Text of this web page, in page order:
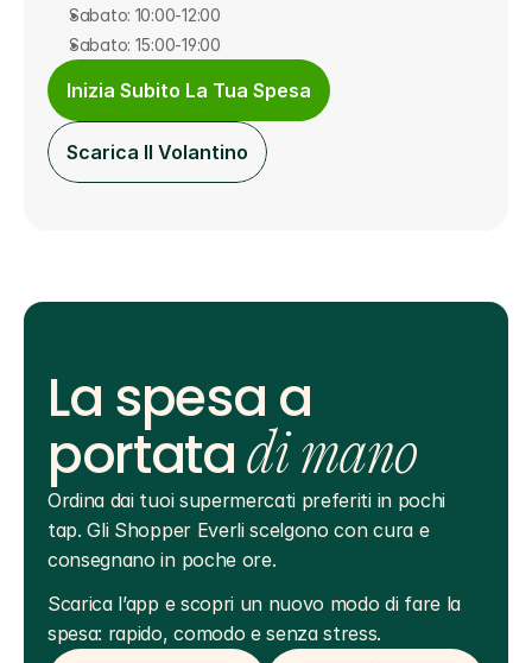
Sabato: 10:00-12:00
Sabato: 15:00-19:00
Inizia Subito La Tua Spesa
Scarica Il Volantino
La spesa a
portatadi mano
Ordina dai tuoi supermercati preferiti in pochi
tap. Gli Shopper Everli scelgono con cura e
consegnano in poche ore.
Scarica l’app e scopri un nuovo modo di fare la
spesa: rapido, comodo e senza stress.